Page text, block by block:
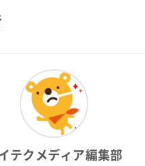
テクメディア編集部